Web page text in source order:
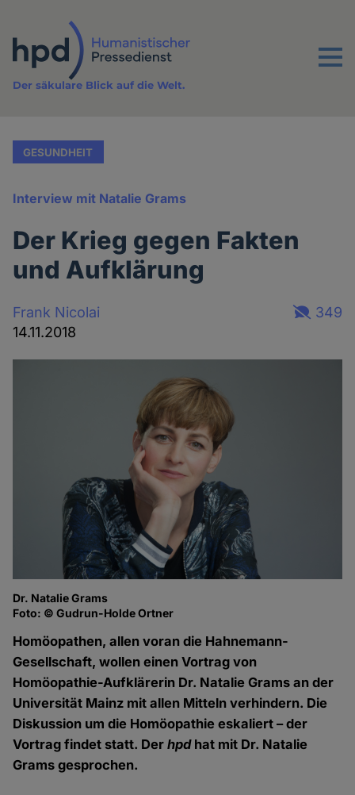
Inhalt
Menu
Der säkulare Blick auf die Welt.
GESUNDHEIT
Interview mit Natalie Grams
Der Krieg gegen Fakten
und Aufklärung
Frank Nicolai
14.11.2018
349
Dr. Natalie Grams
Foto: © Gudrun-Holde Ortner
Homöopathen, allen voran die Hahnemann-
Gesellschaft, wollen einen Vortrag von
Homöopathie-Aufklärerin Dr. Natalie Grams an der
Universität Mainz mit allen Mitteln verhindern. Die
Diskussion um die Homöopathie eskaliert – der
Vortrag findet statt. Derhpdhat mit Dr. Natalie
Grams gesprochen.